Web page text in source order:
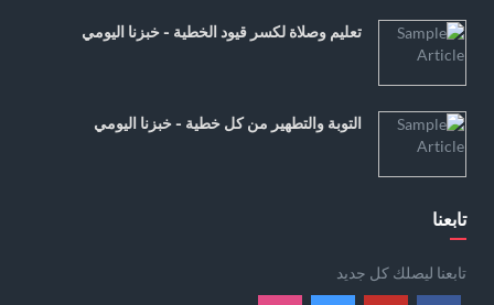
تعليم وصلاة لكسر قيود الخطية - خبزنا اليومي
التوبة والتطهير من كل خطية - خبزنا اليومي
تابعنا
تابعنا ليصلك كل جديد